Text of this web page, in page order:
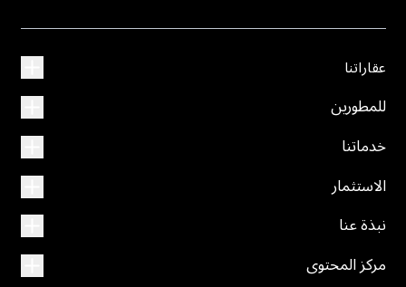
عقاراتنا
للمطورين
خدماتنا
الاستثمار
نبذة عنا
مركز المحتوى